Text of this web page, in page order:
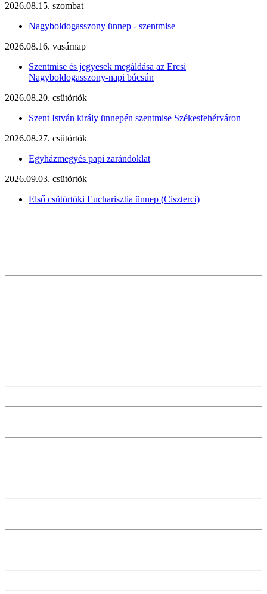
2026.08.15. szombat
Nagyboldogasszony ünnep - szentmise
2026.08.16. vasárnap
Szentmise és jegyesek megáldása az Ercsi
Nagyboldogasszony-napi búcsún
2026.08.20. csütörtök
Szent István király ünnepén szentmise Székesfehérváron
2026.08.27. csütörtök
Egyházmegyés papi zarándoklat
2026.09.03. csütörtök
Első csütörtöki Eucharisztia ünnep (Ciszterci)